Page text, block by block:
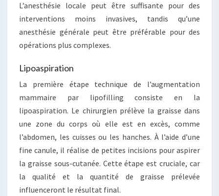
L’anesthésie locale peut être suffisante pour des
interventions moins invasives, tandis qu’une
anesthésie générale peut être préférable pour des
opérations plus complexes.
Lipoaspiration
La première étape technique de l’augmentation
mammaire par lipofilling consiste en la
lipoaspiration. Le chirurgien prélève la graisse dans
une zone du corps où elle est en excès, comme
l’abdomen, les cuisses ou les hanches. À l’aide d’une
fine canule, il réalise de petites incisions pour aspirer
la graisse sous-cutanée. Cette étape est cruciale, car
la qualité et la quantité de graisse prélevée
influenceront le résultat final.